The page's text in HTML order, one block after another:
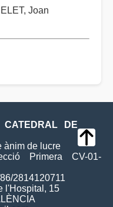
Joan
DE
ànim de lucre
Primera CV-01-
2814120711
l'Hospital, 15